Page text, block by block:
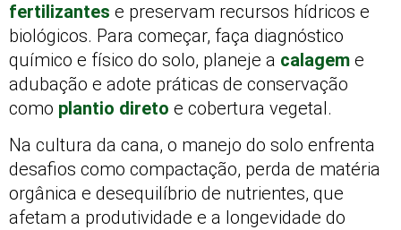
fertilizantes e preservam recursos hídricos e
biológicos. Para começar, faça diagnóstico
químico e físico do solo, planeje a calagem e
adubação e adote práticas de conservação
como plantio direto e cobertura vegetal.
Na cultura da cana, o manejo do solo enfrenta
desafios como compactação, perda de matéria
orgânica e desequilíbrio de nutrientes, que
afetam a produtividade e a longevidade do